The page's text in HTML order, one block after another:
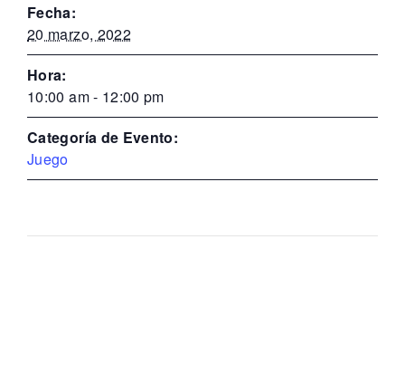
Fecha:
20 marzo, 2022
Hora:
10:00 am - 12:00 pm
Categoría de Evento:
Juego